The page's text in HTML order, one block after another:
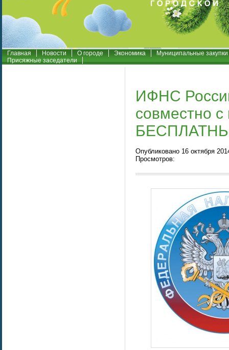
Главная Новости О городе Экономика
Муниципальные закупки
Присяжные заседатели
ИФНС
совместно
Опубликовано 16 октября
Просмотров: